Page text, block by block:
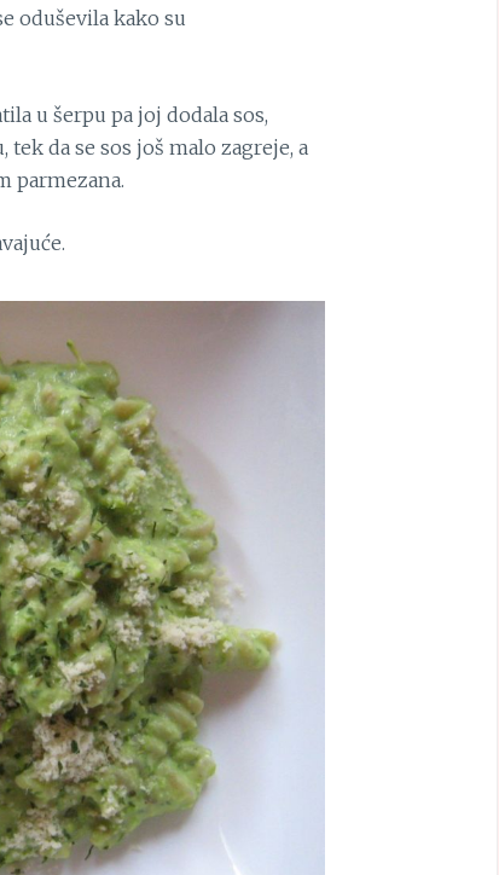
oduševila kako su
u šerpu pa joj dodala sos,
da se sos još malo zagreje, a
parmezana.